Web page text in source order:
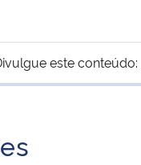
este conteúdo: